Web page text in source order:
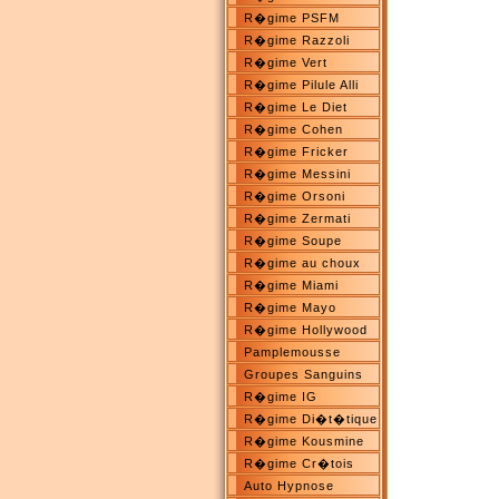
R�gime PSFM
R�gime Razzoli
R�gime Vert
R�gime Pilule Alli
R�gime Le Diet
R�gime Cohen
R�gime Fricker
R�gime Messini
R�gime Orsoni
R�gime Zermati
R�gime Soupe
R�gime au choux
R�gime Miami
R�gime Mayo
R�gime Hollywood
Pamplemousse
Groupes Sanguins
R�gime IG
R�gime Di�t�tique
R�gime Kousmine
R�gime Cr�tois
Auto Hypnose